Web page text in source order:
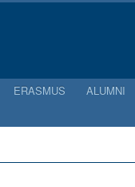
ERASMUS
ALUMNI